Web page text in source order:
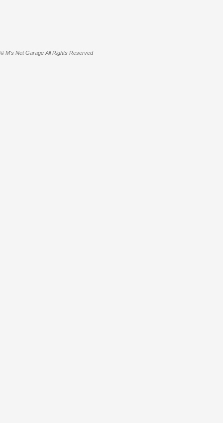
© M's Net Garage All Rights Reserved